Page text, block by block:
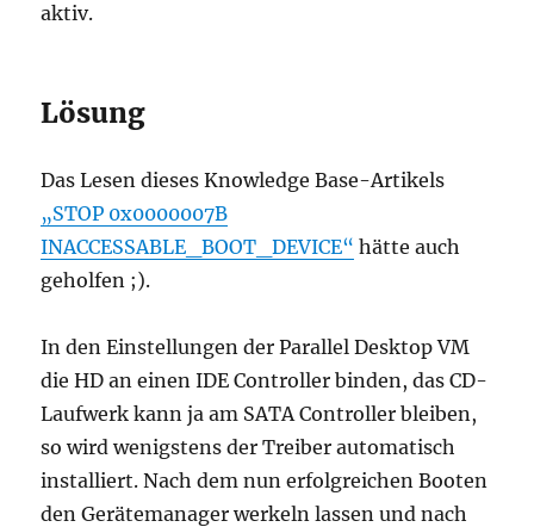
aktiv.
Lösung
Das Lesen dieses Knowledge Base-Artikels
„STOP 0x0000007B
INACCESSABLE_BOOT_DEVICE“ hätte auch
geholfen ;).
In den Einstellungen der Parallel Desktop VM
die HD an einen IDE Controller binden, das CD-
Laufwerk kann ja am SATA Controller bleiben,
so wird wenigstens der Treiber automatisch
installiert. Nach dem nun erfolgreichen Booten
den Gerätemanager werkeln lassen und nach